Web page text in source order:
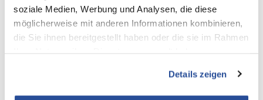
soziale Medien, Werbung und Analysen, die diese
möglicherweise mit anderen Informationen kombinieren,
die Sie ihnen bereitgestellt haben oder die sie im Rahmen
Details zeigen